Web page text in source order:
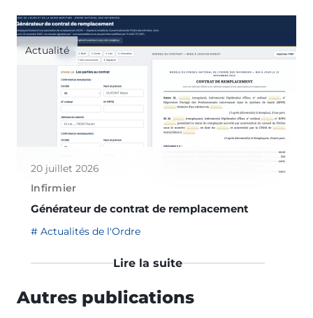
Actualité
20 juillet 2026
Infirmier
Générateur de contrat de remplacement
Actualités de l'Ordre
Lire la suite
Autres publications